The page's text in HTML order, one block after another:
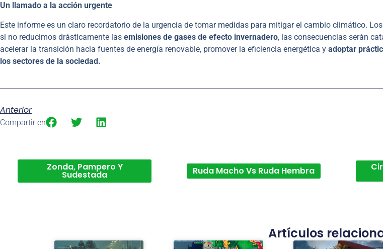
Un llamado a la acción urgente
Este informe es un claro recordatorio de la urgencia de tomar medidas para mitigar el cambio climático.
si no reducimos drásticamente las emisiones de gases de efecto invernadero, las consecuencias serán
acelerar la transición hacia fuentes de energía renovable, promover la eficiencia energética y adoptar
los sectores de la sociedad.
Anterior
Compartir en
Zonda, Pampero Y
Sudestada Ruda Macho Vs Ruda Hembra
Artículos